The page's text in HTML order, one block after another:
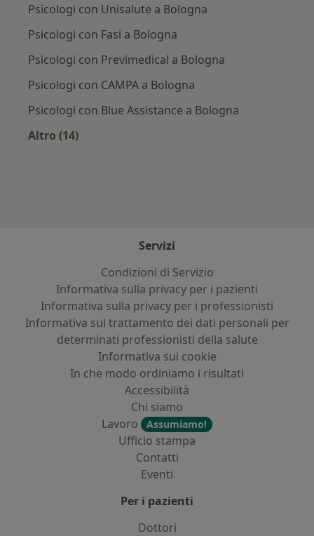
Psicologi con Unisalute a Bologna
Psicologi con Fasi a Bologna
Psicologi con Previmedical a Bologna
Psicologi con CAMPA a Bologna
Psicologi con Blue Assistance a Bologna
Altro (14)
Servizi
Condizioni di Servizio
Informativa sulla privacy per i pazienti
Informativa sulla privacy per i professionisti
Informativa sul trattamento dei dati personali per
determinati professionisti della salute
Informativa sui cookie
In che modo ordiniamo i risultati
Accessibilità
Chi siamo
Lavoro
Assumiamo!
Ufficio stampa
Contatti
Eventi
Per i pazienti
Dottori